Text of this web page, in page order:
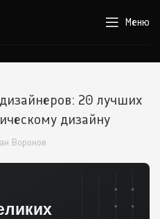
Меню
20 лучших
дизайну
Воронов